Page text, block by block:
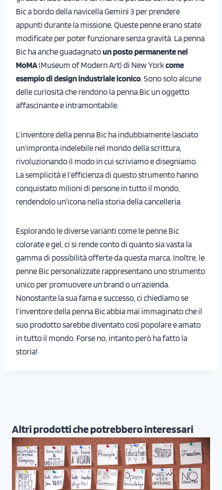
Bic a bordo della navicella Gemini 3 per prendere
appunti durante la missione. Queste penne erano state
modificate per poter funzionare senza gravità. La penna
Bic ha anche guadagnatoun posto permanente nel
MoMA(Museum of Modern Art) di New Yorkcome
esempio di design industriale iconico. Sono solo alcune
delle curiosità che rendono la penna Bic un oggetto
affascinante e intramontabile.
L’inventore della penna Bic ha indubbiamente lasciato
un’impronta indelebile nel mondo della scrittura,
rivoluzionando il modo in cui scriviamo e disegniamo.
La semplicità e l’efficienza di questo strumento hanno
conquistato milioni di persone in tutto il mondo,
rendendolo un’icona nella storia della cancelleria.
Esplorando le diverse varianti come le penne Bic
colorate e gel, ci si rende conto di quanto sia vasta la
gamma di possibilità offerte da questa marca. Inoltre, le
penne Bic personalizzate rappresentano uno strumento
unico per promuovere un brand o un’azienda.
Nonostante la sua fama e successo, ci chiediamo se
l’inventore della penna Bic abbia mai immaginato che il
suo prodotto sarebbe diventato così popolare e amato
in tutto il mondo. Forse no, intanto però ha fatto la
storia!
Altri prodotti che potrebbero interessari